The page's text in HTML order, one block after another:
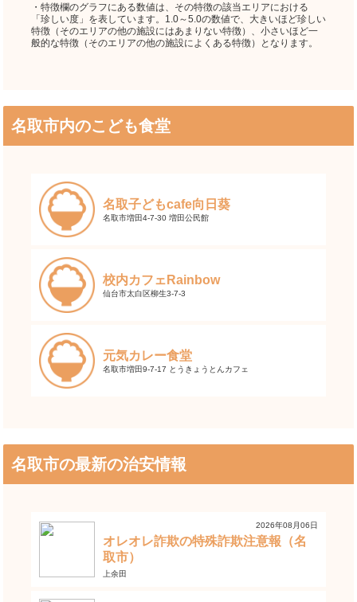
・特徴欄のグラフにある数値は、その特徴の該当エリアにおける
「珍しい度」を表しています。1.0～5.0の数値で、大きいほど珍しい
特徴（そのエリアの他の施設にはあまりない特徴）、小さいほど一
般的な特徴（そのエリアの他の施設によくある特徴）となります。
名取市内のこども食堂
名取子どもcafe向日葵
名取市増田4-7-30 増田公民館
校内カフェRainbow
仙台市太白区柳生3-7-3
元気カレー食堂
名取市増田9-7-17 とうきょうとんカフェ
名取市の最新の治安情報
2026年08月06日
オレオレ詐欺の特殊詐欺注意報（名
取市）
上余田